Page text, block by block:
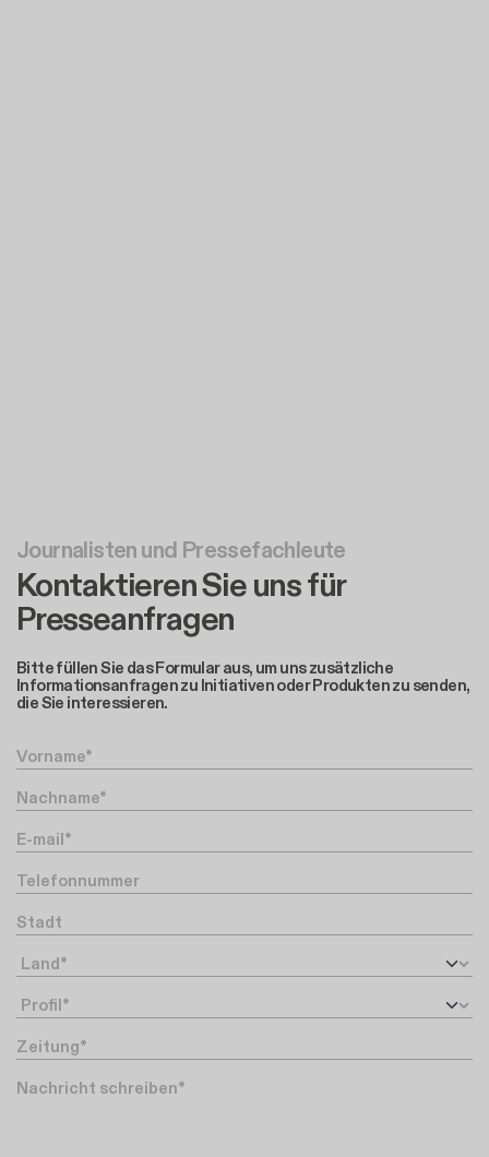
Journalisten und Pressefachleute
Kontaktieren Sie uns für
Presseanfragen
Bitte füllen Sie das Formular aus, um uns zusätzliche
Informationsanfragen zu Initiativen oder Produkten zu senden,
die Sie interessieren.
Vorname
Nachname
Ihre Email-Adresse
Telefonnummer
Stadt
Land
Profil
Zeitung
Nachricht